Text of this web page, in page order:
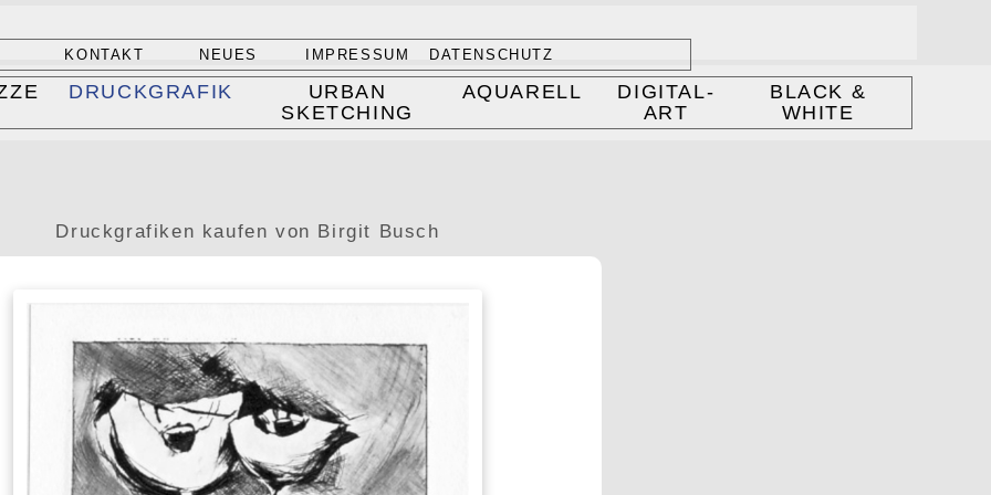
KONTAKT NEUES IMPRESSUM DATENSCHUTZ
DRUCKGRAFIK
URBAN
SKETCHING
AQUARELL
DIGITAL-
ART
BLACK &
WHITE
Druckgrafiken kaufen von Birgit Busch